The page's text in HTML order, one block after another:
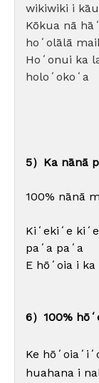
wikiwiki i
Kōkua nā
hoʻolālā
Hoʻonui ka
holoʻokoʻa
5）Ka nānā
100% nānā
Kiʻekiʻe
paʻa paʻa
E hōʻoia i
6）100%
Ke
huahana i